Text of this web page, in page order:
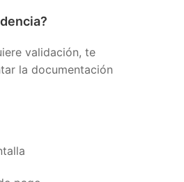
validación, te
la documentación